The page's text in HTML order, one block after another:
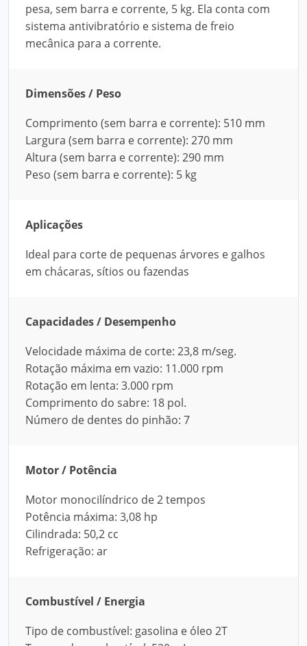
pesa, sem barra e corrente, 5 kg. Ela conta com
sistema antivibratório e sistema de freio
mecânica para a corrente.
Dimensões / Peso
Comprimento (sem barra e corrente): 510 mm
Largura (sem barra e corrente): 270 mm
Altura (sem barra e corrente): 290 mm
Peso (sem barra e corrente): 5 kg
Aplicações
Ideal para corte de pequenas árvores e galhos
em chácaras, sítios ou fazendas
Capacidades / Desempenho
Velocidade máxima de corte: 23,8 m/seg.
Rotação máxima em vazio: 11.000 rpm
Rotação em lenta: 3.000 rpm
Comprimento do sabre: 18 pol.
Número de dentes do pinhão: 7
Motor / Potência
Motor monocilíndrico de 2 tempos
Potência máxima: 3,08 hp
Cilindrada: 50,2 cc
Refrigeração: ar
Combustível / Energia
Tipo de combustível: gasolina e óleo 2T